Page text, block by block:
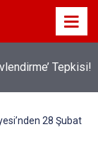
Tepkisi!
28 Şubat